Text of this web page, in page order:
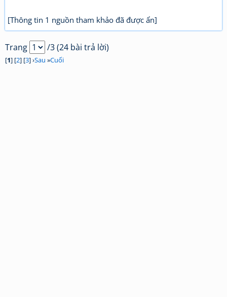
[Thông tin 1 nguồn tham khảo đã được ẩn]
Trang /3 (24 bài trả lời)
[1] [2] [3] ›Sau »Cuối